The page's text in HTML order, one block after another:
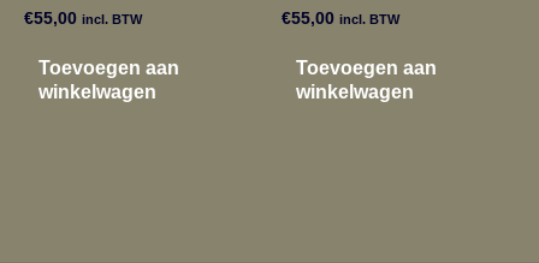
€55,00 incl. BTW
Toevoegen aan
winkelwagen
€55,00 incl. BTW
Toevoegen aan
winkelwagen